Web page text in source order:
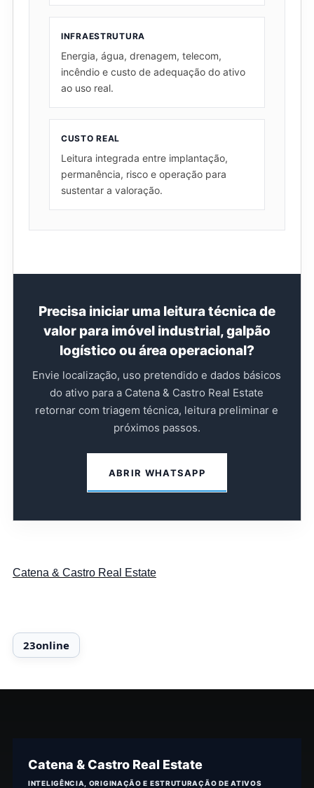
INFRAESTRUTURA
Energia, água, drenagem, telecom,
incêndio e custo de adequação do ativo
ao uso real.
CUSTO REAL
Leitura integrada entre implantação,
permanência, risco e operação para
sustentar a valoração.
Precisa iniciar uma leitura técnica de
valor para imóvel industrial, galpão
logístico ou área operacional?
Envie localização, uso pretendido e dados básicos
do ativo para a Catena & Castro Real Estate
retornar com triagem técnica, leitura preliminar e
próximos passos.
ABRIR WHATSAPP
Catena & Castro Real Estate
Catena & Castro Real Estate
INTELIGÊNCIA, ORIGINAÇÃO E ESTRUTURAÇÃO DE ATIVOS